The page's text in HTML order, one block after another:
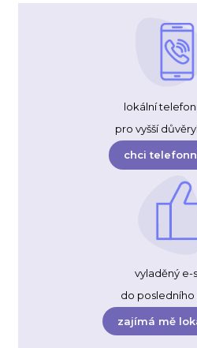
lokální
pro vyšší
chci
vyladěný e-
do posledního
zajímá mě